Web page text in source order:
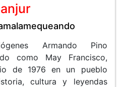
Armando Pino
como May Francisco,
de 1976 en un pueblo
cultura y leyendas